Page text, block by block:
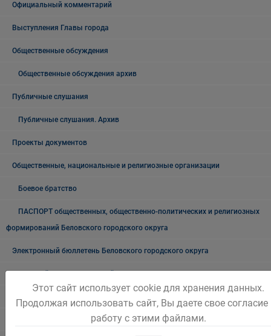
Официальный комментарий
Выступления Главы города
Общественные обсуждения
Общественные обсуждения архив
Публичные слушания
Публичные слушания. Архив
Проекты документов
Общественные, национальные и религиозные организации
Боевое братство
ПАСПОРТ общественных, общественно-политических и религиозных
формирований Беловского городского округа
Электронный бюллетень Беловского городского округа
Нормативные правовые акты по вопросам ОРВ
Этот сайт использует cookie для хранения данных.
Продолжая использовать сайт, Вы даете свое согласие
работу с этими файлами.